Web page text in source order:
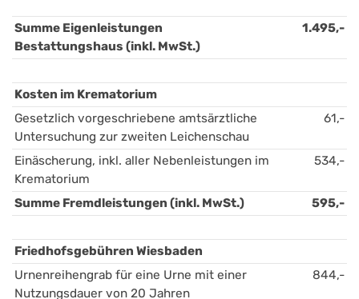
Summe Eigenleistungen
Bestattungshaus (inkl. MwSt.)
1.495,-
Kosten im Krematorium
Gesetzlich vorgeschriebene amtsärztliche
Untersuchung zur zweiten Leichenschau
61,-
Einäscherung, inkl. aller Nebenleistungen im
Krematorium
534,-
Summe Fremdleistungen (inkl. MwSt.) 595,-
Friedhofsgebühren Wiesbaden
Urnenreihengrab für eine Urne mit einer
Nutzungsdauer von 20 Jahren
844,-